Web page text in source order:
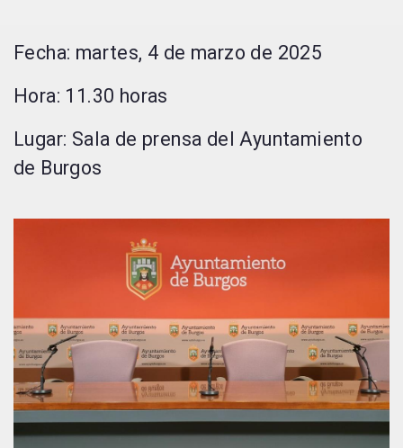
Fecha: martes, 4 de marzo de 2025
Hora: 11.30 horas
Lugar: Sala de prensa del Ayuntamiento
de Burgos